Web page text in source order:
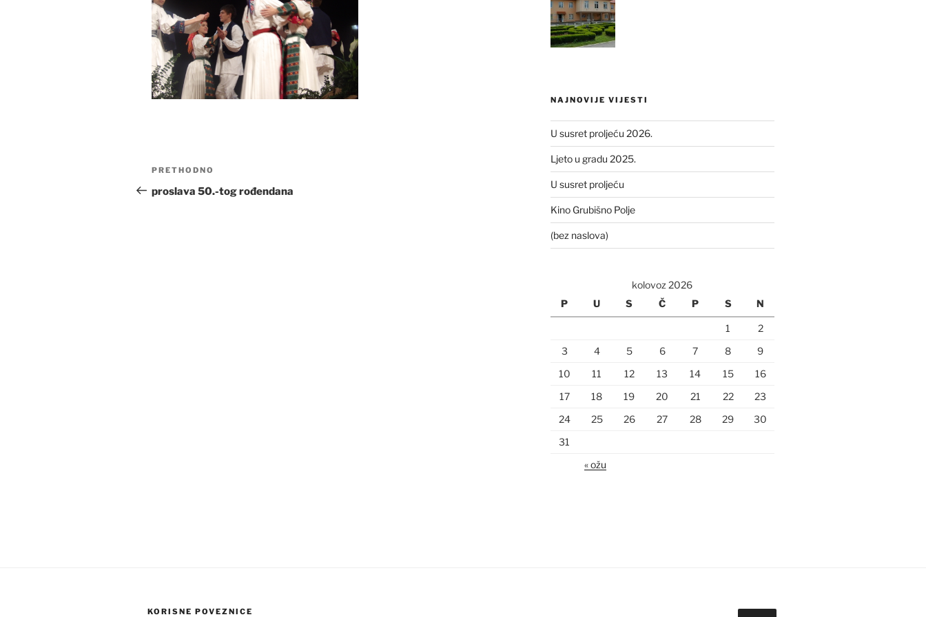
Navigacija
objava
Prethodna
objava
PRETHODNO
proslava 50.-tog rođendana
NAJNOVIJE VIJESTI
U susret proljeću 2026.
Ljeto u gradu 2025.
U susret proljeću
Kino Grubišno Polje
(bez naslova)
kolovoz 2026
P
U S Č P S N
1
2
3
4 5 6 7 8
9
10
11 12 13 14 15
16
17
18 19 20 21 22
23
24
25 26 27 28 29
30
31
« ožu
KORISNE POVEZNICE